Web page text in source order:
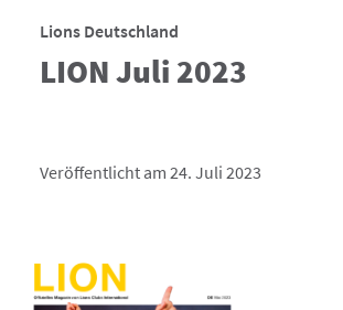
Lions Deutschland
LION Juli 2023
Veröffentlicht am 24. Juli 2023